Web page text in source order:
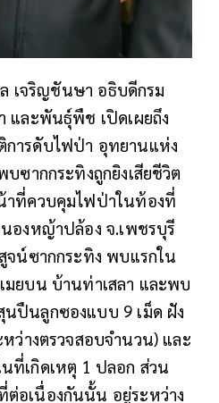
เจริญชันษา อธิบดีกรม
และพันธุ์พืช เปิดเผยถึง
ารดับไฟป่า อุทยานแห่ง
ซากกระทิงถูกยิงเสียชีวิต
ที่ควบคุมไฟป่าในท้องที่
องหญ้าปล้อง จ.เพชรบุรี
จน์ซากกระทิง​ พบแรกใน
มยบน บ้านท่าเสลา และพบ
ปืนลูกซองแบบ 9 เม็ด ฝัง
ว่างตรวจสอบจำนวน)​ และ
ที่เกิดเหตุ 1 ปลอก ส่วน
อเนื่องกันนั้น อยู่ระหว่าง